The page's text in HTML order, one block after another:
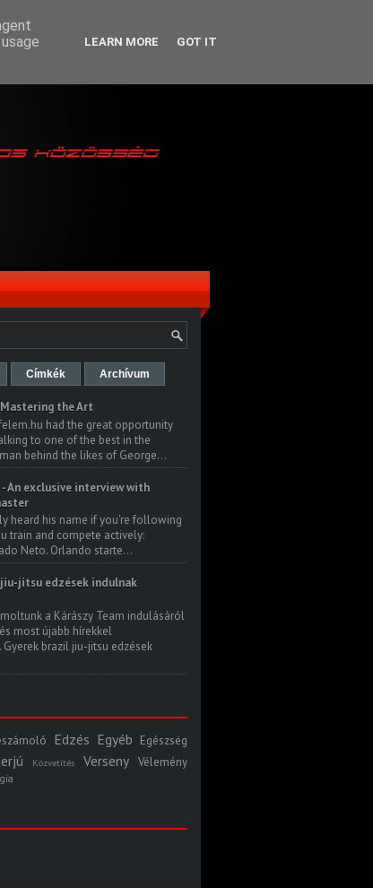
Címkék Archívum
the Art
had the great opportunity
to one of the best in the
behind the likes of George...
An exclusive interview with
heard his name if you're following
train and compete actively:
Neto. Orlando starte...
jitsu edzések indulnak
a Kárászy Team indulásáról
most újabb hírekkel
brazil jiu-jitsu edzések
Edzés Egyéb Egészség
Közvetítés Verseny Vélemény
LEARN MORE GOT IT